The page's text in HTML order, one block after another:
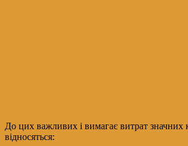
До цих важливих і вимагає витрат значних
відносяться: